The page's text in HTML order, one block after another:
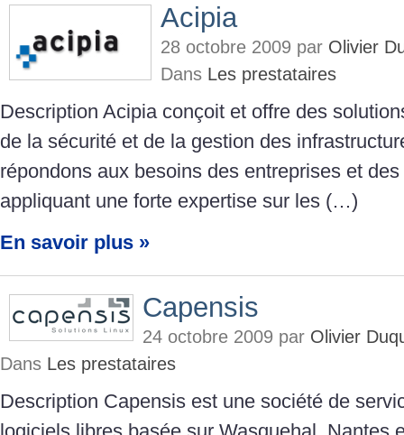
Acipia
28 octobre 2009 par Olivier
Dans Les prestataires
Description Acipia conçoit et offre des
de la sécurité et de la gestion des
répondons aux besoins des entreprises et
appliquant une forte expertise sur les (…)
En savoir plus »
Capensis
24 octobre 2009 par Olivier
Dans Les prestataires
Description Capensis est une société de